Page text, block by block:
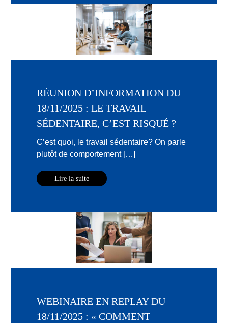
RÉUNION D’INFORMATION DU
18/11/2025 : LE TRAVAIL
SÉDENTAIRE, C’EST RISQUÉ ?
C’est quoi, le travail sédentaire? On parle
plutôt de comportement […]
Lire la suite
WEBINAIRE EN REPLAY DU
18/11/2025 : « COMMENT